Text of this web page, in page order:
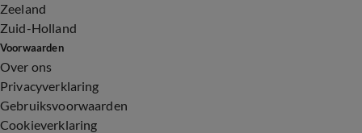
Zeeland
Zuid-Holland
Voorwaarden
Over ons
Privacyverklaring
Gebruiksvoorwaarden
Cookieverklaring